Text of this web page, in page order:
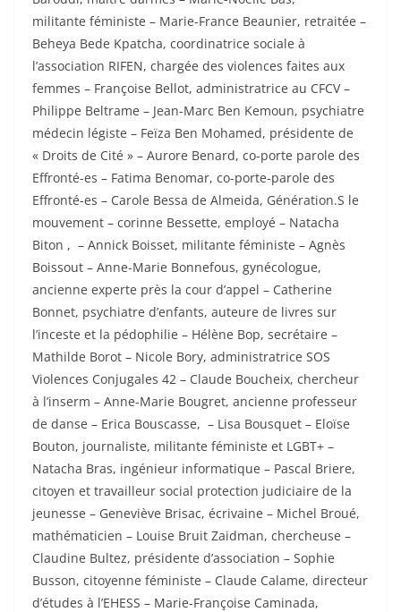
militante féministe – Marie-France Beaunier, retraitée –
Beheya Bede Kpatcha, coordinatrice sociale à
l’association RIFEN, chargée des violences faites aux
femmes – Françoise Bellot, administratrice au CFCV –
Philippe Beltrame – Jean-Marc Ben Kemoun, psychiatre
médecin légiste – Feïza Ben Mohamed, présidente de
« Droits de Cité » – Aurore Benard, co-porte parole des
Effronté-es – Fatima Benomar, co-porte-parole des
Effronté-es – Carole Bessa de Almeida, Génération.S le
mouvement – corinne Bessette, employé – Natacha
Biton , – Annick Boisset, militante féministe – Agnès
Boissout – Anne-Marie Bonnefous, gynécologue,
ancienne experte près la cour d’appel – Catherine
Bonnet, psychiatre d’enfants, auteure de livres sur
l’inceste et la pédophilie – Hélène Bop, secrétaire –
Mathilde Borot – Nicole Bory, administratrice SOS
Violences Conjugales 42 – Claude Boucheix, chercheur
à l’inserm – Anne-Marie Bougret, ancienne professeur
de danse – Erica Bouscasse, – Lisa Bousquet – Eloïse
Bouton, journaliste, militante féministe et LGBT+ –
Natacha Bras, ingénieur informatique – Pascal Briere,
citoyen et travailleur social protection judiciaire de la
jeunesse – Geneviève Brisac, écrivaine – Michel Broué,
mathématicien – Louise Bruit Zaidman, chercheuse –
Claudine Bultez, présidente d’association – Sophie
Busson, citoyenne féministe – Claude Calame, directeur
d’études à l’EHESS – Marie-Françoise Caminada,